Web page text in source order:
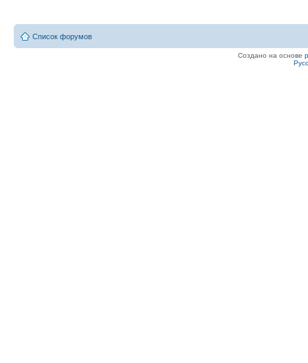
Список форумов
Создано на основе